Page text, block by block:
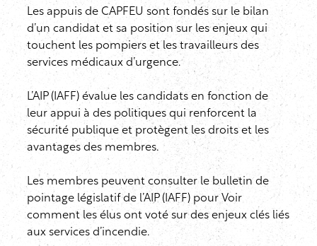
Les appuis de CAPFEU sont fondés sur le bilan
d’un candidat et sa position sur les enjeux qui
touchent les pompiers et les travailleurs des
services médicaux d’urgence.
L’AIP (IAFF) évalue les candidats en fonction de
leur appui à des politiques qui renforcent la
sécurité publique et protègent les droits et les
avantages des membres.
Les membres peuvent consulter le bulletin de
pointage législatif de l’AIP (IAFF) pour Voir
comment les élus ont voté sur des enjeux clés liés
aux services d’incendie.